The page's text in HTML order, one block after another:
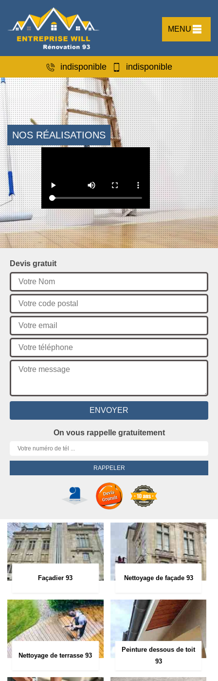
MENU
indisponible indisponible
NOS RÉALISATIONS
Devis gratuit
On vous rappelle gratuitement
Façadier 93 Nettoyage de façade 93
Nettoyage de terrasse 93
Peinture dessous de toit
93